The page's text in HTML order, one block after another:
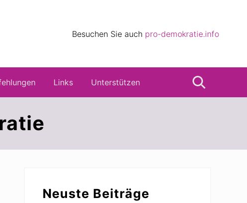
Besuchen Sie auch pro-demokratie.info
Links Unterstützen Suche
Neuste Beiträge